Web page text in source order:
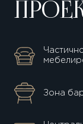
Зона